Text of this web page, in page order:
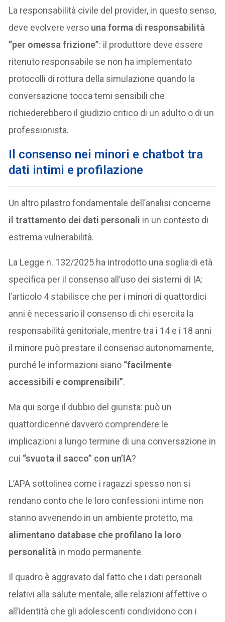
La responsabilità civile del provider, in questo senso,
deve evolvere verso una forma di responsabilità
“per omessa frizione”: il produttore deve essere
ritenuto responsabile se non ha implementato
protocolli di rottura della simulazione quando la
conversazione tocca temi sensibili che
richiederebbero il giudizio critico di un adulto o di un
professionista.
Il consenso nei minori e chatbot tra
dati intimi e profilazione
Un altro pilastro fondamentale dell’analisi concerne
il trattamento dei dati personali in un contesto di
estrema vulnerabilità.
La Legge n. 132/2025 ha introdotto una soglia di età
specifica per il consenso all’uso dei sistemi di IA:
l’articolo 4 stabilisce che per i minori di quattordici
anni è necessario il consenso di chi esercita la
responsabilità genitoriale, mentre tra i 14 e i 18 anni
il minore può prestare il consenso autonomamente,
purché le informazioni siano “facilmente
accessibili e comprensibili”.
Ma qui sorge il dubbio del giurista: può un
quattordicenne davvero comprendere le
implicazioni a lungo termine di una conversazione in
cui “svuota il sacco” con un’IA?
L’APA sottolinea come i ragazzi spesso non si
rendano conto che le loro confessioni intime non
stanno avvenendo in un ambiente protetto, ma
alimentano database che profilano la loro
personalità in modo permanente.
Il quadro è aggravato dal fatto che i dati personali
relativi alla salute mentale, alle relazioni affettive o
all’identità che gli adolescenti condividono con i